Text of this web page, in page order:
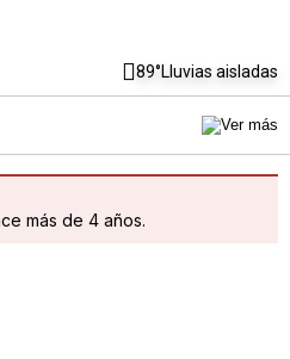
89°Lluvias aisladas
más de 4 años.